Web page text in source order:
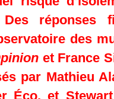
réponses
des
et France
par Mathieu
Éco, et